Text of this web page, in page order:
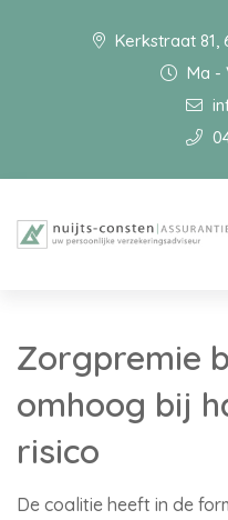
Kerkstraat 81,
Ma -
Zorgpremie
omhoog bij
risico
De coalitie heeft in de